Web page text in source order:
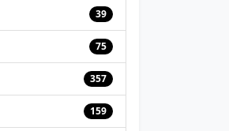
39
75
357
159